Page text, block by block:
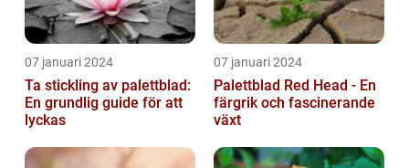
07 januari 2024
Ta stickling av palettblad:
En grundlig guide för att
lyckas
07 januari 2024
Palettblad Red Head - En
färgrik och fascinerande
växt